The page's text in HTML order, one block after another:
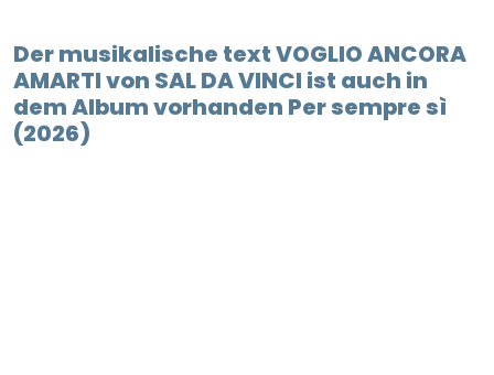
Der musikalische text VOGLIO ANCORA
AMARTI von SAL DA VINCI ist auch in
dem Album vorhanden Per sempre sì
(2026)